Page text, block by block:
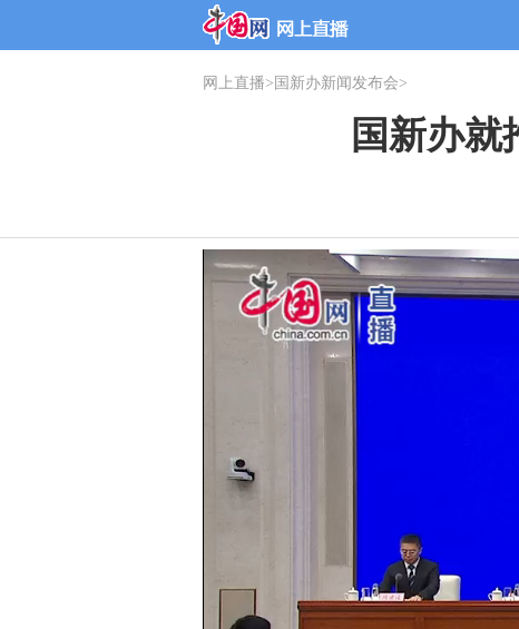
网上直播> 国新办新闻发布会>
国新办就